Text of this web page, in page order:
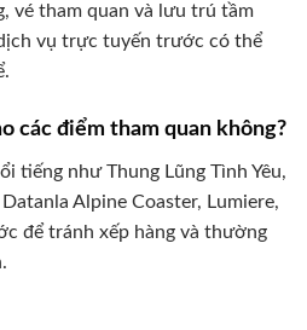
vé tham quan và lưu trú tầm
vụ trực tuyến trước có thể
các điểm tham quan không?
tiếng như Thung Lũng Tình Yêu,
Alpine Coaster, Lumiere,
để tránh xếp hàng và thường